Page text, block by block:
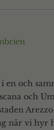
och
och
när vi hyr